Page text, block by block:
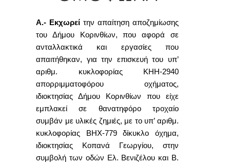
Α.- Εκχωρεί την απαίτηση αποζημίωσης
του Δήμου Κορινθίων, που αφορά σε
ανταλλακτικά και εργασίες που
απαιτήθηκαν, για την επισκευή του υπ’
αριθμ. κυκλοφορίας ΚΗΗ-2940
απορριμματοφόρου οχήματος,
ιδιοκτησίας Δήμου Κορινθίων που είχε
εμπλακεί σε θανατηφόρο τροχαίο
συμβάν με υλικές ζημιές, με το υπ’ αριθμ.
κυκλοφορίας ΒΗΧ-779 δίκυκλο όχημα,
ιδιοκτησίας Κοπανά Γεωργίου, στην
συμβολή των οδών Ελ. Βενιζέλου και Β.